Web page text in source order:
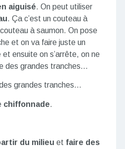
aiguisé. On peut utiliser
. Ça c’est un couteau à
à saumon. On pose
et on va faire juste un
et ensuite on s’arrête, on ne
des grandes tranches…
grandes tranches…
chiffonnade.
du milieu et faire des